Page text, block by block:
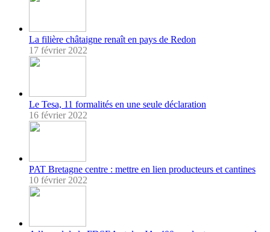
La filière châtaigne renaît en pays de Redon
17 février 2022
Le Tesa, 11 formalités en une seule déclaration
16 février 2022
PAT Bretagne centre : mettre en lien producteurs et cantines
10 février 2022